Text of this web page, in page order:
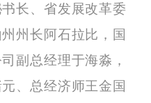
长、省发展改革委
州长阿石拉比，国
副总经理于海淼，
、总经济师王金国